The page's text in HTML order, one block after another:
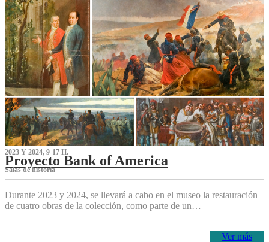
2023 Y 2024, 9-17 H.
Proyecto Bank of America
S‌alas de historia
Durante 2023 y 2024, se llevará a cabo en el museo la restauración
de cuatro obras de la colección, como parte de un…
Ver más